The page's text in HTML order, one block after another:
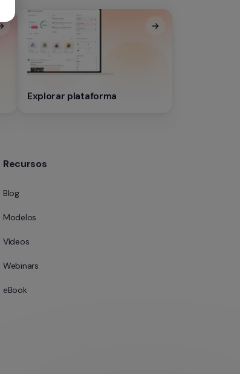
Explorar plataforma
Recursos
Blog
Modelos
Vídeos
Webinars
eBook